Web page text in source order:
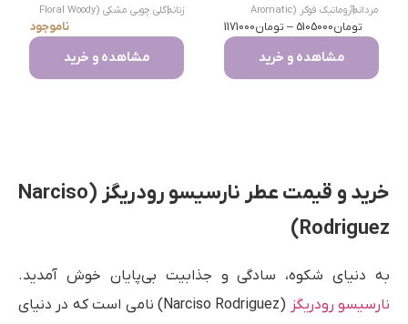
مردانه
|
آروماتیک فوگر (Aromatic
Fougère)
تومان5105000
– تومان1171000
مشاهده و خرید
Rodriguez For Her)
زنانه|
گلی چوبی مشکی (Floral Woody
ناموجود
مشاهده و خرید
خرید و قیمت عطر نارسیسو رودریگز (Narciso
Rodriguez)
به دنیای شکوه، سادگی و جذابیت بی‌پایان خوش آمدید.
نارسیسو رودریگز
(Narciso Rodriguez) نامی است که در دنیای